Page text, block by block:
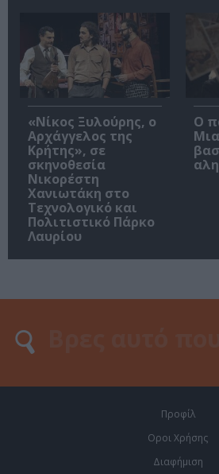
«Νίκος Ξυλούρης, ο
Αρχάγγελος της
Κρήτης», σε
σκηνοθεσία
Νικορέστη
Χανιωτάκη στο
Τεχνολογικό και
Πολιτιστικό Πάρκο
Λαυρίου
Ο
Προφίλ
Οροι Χρήσης
Διαφήμιση